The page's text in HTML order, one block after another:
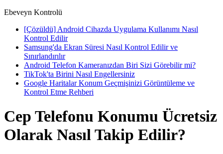
Ebeveyn Kontrolü
[Çözüldü] Android Cihazda Uygulama Kullanımı Nasıl
Kontrol Edilir
Samsung'da Ekran Süresi Nasıl Kontrol Edilir ve
Sınırlandırılır
Android Telefon Kameranızdan Biri Sizi Görebilir mi?
TikTok'ta Birini Nasıl Engellersiniz
Google Haritalar Konum Geçmişinizi Görüntüleme ve
Kontrol Etme Rehberi
Cep Telefonu Konumu Ücretsiz
Olarak Nasıl Takip Edilir?